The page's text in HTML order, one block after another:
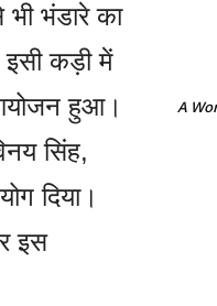
भंडारे का
कड़ी में
आयोजन हुआ।
सिंह,
दिया।
इस
A